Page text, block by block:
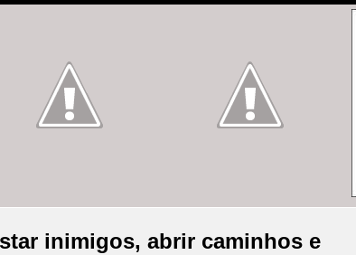
inimigos, abrir caminhos e